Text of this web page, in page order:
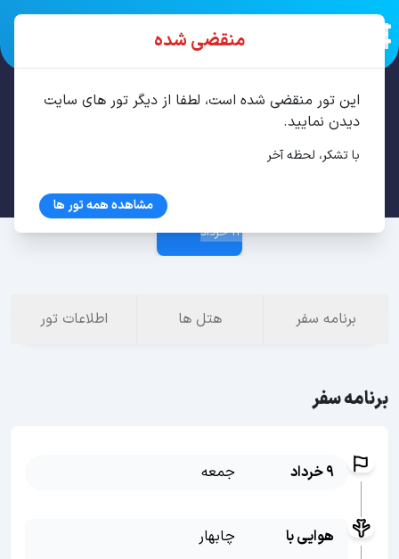
12 خرداد
برنامه سفر هتل ها اطلاعات تور
برنامه سفر
9 خرداد جمعه
هوایی با
چابهار
منقضی شده
این تور منقضی شده است، لطفا از دیگر تور های سایت
دیدن نمایید.
با تشکر، لحظه آخر
مشاهده همه تور ها